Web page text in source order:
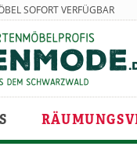
SOFORT VERFÜGBAR